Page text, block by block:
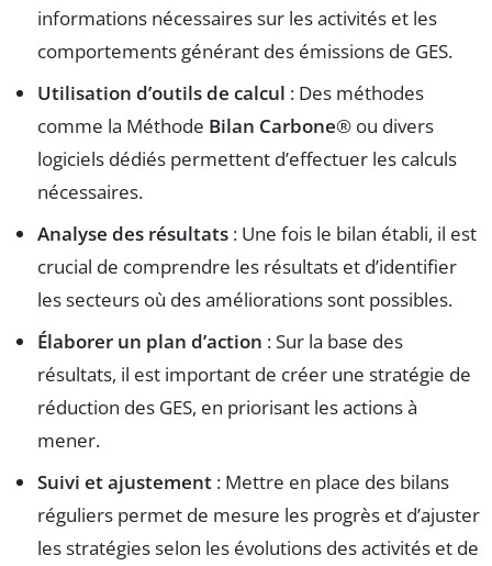
informations nécessaires sur les activités et les
comportements générant des émissions de GES.
Utilisation d’outils de calcul : Des méthodes
comme la Méthode Bilan Carbone® ou divers
logiciels dédiés permettent d’effectuer les calculs
nécessaires.
Analyse des résultats : Une fois le bilan établi, il est
crucial de comprendre les résultats et d’identifier
les secteurs où des améliorations sont possibles.
Élaborer un plan d’action : Sur la base des
résultats, il est important de créer une stratégie de
réduction des GES, en priorisant les actions à
mener.
Suivi et ajustement : Mettre en place des bilans
réguliers permet de mesure les progrès et d’ajuster
les stratégies selon les évolutions des activités et de